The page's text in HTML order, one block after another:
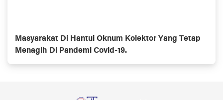
Masyarakat Di Hantui Oknum Kolektor Yang Tetap
Menagih Di Pandemi Covid-19.